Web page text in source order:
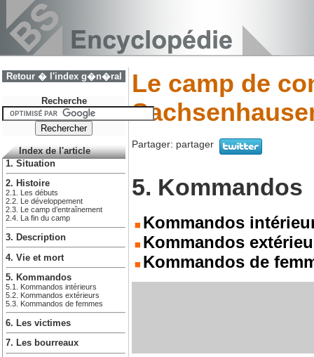
Retour � l'index g�n�ral
Recherche
Index de l'article
1. Situation
2. Histoire
2.1. Les débuts
2.2. Le développement
2.3. Le camp d’entraînement
2.4. La fin du camp
3. Description
4. Vie et mort
5. Kommandos
5.1. Kommandos intérieurs
5.2. Kommandos extérieurs
5.3. Kommandos de femmes
6. Les victimes
7. Les bourreaux
Le camp de
Partager: partager
5. Kommandos
Kommandos
Kommandos
Kommandos de